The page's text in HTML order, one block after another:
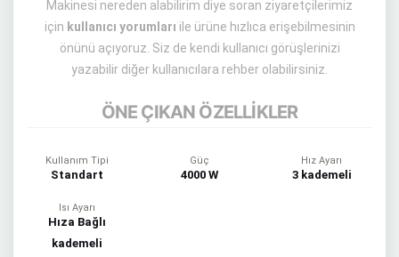
Makinesi nereden alabilirim diye soran ziyaretçilerimiz
için kullanıcı yorumları ile ürüne hızlıca erişebilmesinin
önünü açıyoruz. Siz de kendi kullanıcı görüşlerinizi
yazabilir diğer kullanıcılara rehber olabilirsiniz.
ÖNE ÇIKAN ÖZELLİKLER
Kullanım Tipi
Standart
Güç
4000 W
Hız Ayarı
3 kademeli
Isı Ayarı
Hıza Bağlı
kademeli